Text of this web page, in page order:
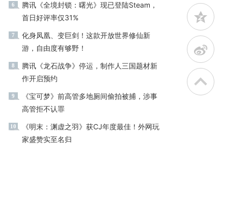
6
腾讯《全境封锁：曙光》现已登陆Steam，
首日好评率仅31%
7
化身凤凰、变巨剑！这款开放世界修仙新
游，自由度有够野！
8
腾讯《龙石战争》停运，制作人三国题材新
作开启预约
9
《宝可梦》前高管多地厕间偷拍被捕，涉事
高管拒不认罪
10
《明末：渊虚之羽》获CJ年度最佳！外网玩
家盛赞实至名归
z
t